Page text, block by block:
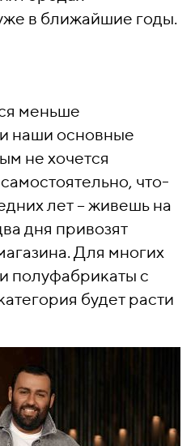
в ближайшие годы.
меньше
наши основные
не хочется
что-
лет – живешь на
дня привозят
Для многих
полуфабрикаты с
будет расти